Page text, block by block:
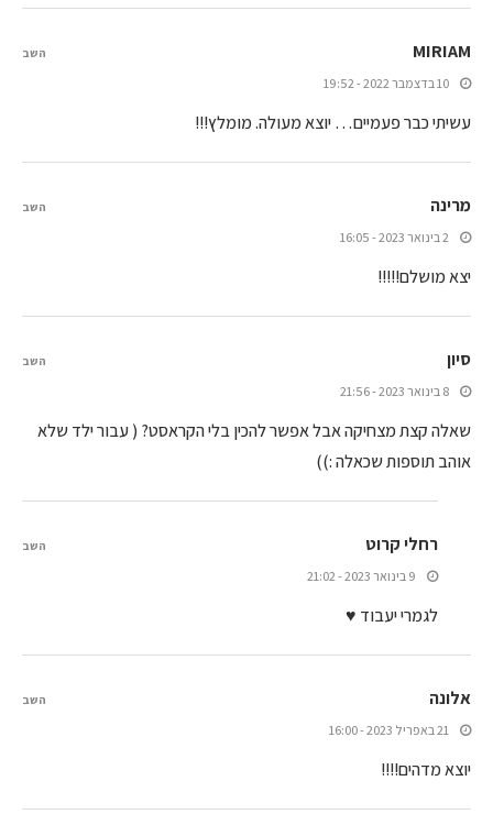
MIRIAM
10 בדצמבר 2022 - 19:52
עשיתי כבר פעמיים… יוצא מעולה. מומלץ!!!
השב
מרינה
2 בינואר 2023 - 16:05
יצא מושלם!!!!!
השב
סיון
8 בינואר 2023 - 21:56
שאלה קצת מצחיקה אבל אפשר להכין בלי הקראסט? ( עבור ילד שלא
אוהב תוספות שכאלה :))
השב
רחלי קרוט
9 בינואר 2023 - 21:02
לגמרי יעבוד ♥
השב
אלונה
21 באפריל 2023 - 16:00
יוצא מדהים!!!!
השב